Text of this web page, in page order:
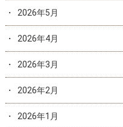
2026年5月
2026年4月
2026年3月
2026年2月
2026年1月